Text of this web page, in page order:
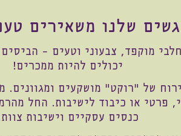
שלנו משאירים
מוקפד, צבעוני וטעים –
יכולים להיות ממכרים!
של "רוקט" מושקעים ומגוונים.
פרטי או כיבוד לישיבות. החל
כנסים עסקיים וישיבות